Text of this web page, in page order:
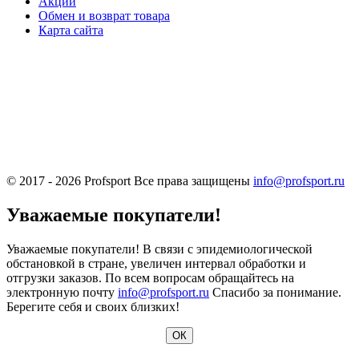
Обмен и возврат товара
Карта сайта
© 2017 - 2026 Profsport Все права защищены info@profsport.ru
Уважаемые покупатели!
Уважаемые покупатели! В связи с эпидемиологической
обстановкой в стране, увеличен интервал обработки и
отгрузки заказов. По всем вопросам обращайтесь на
электронную почту info@profsport.ru Спасибо за понимание.
Берегите себя и своих близких!
ОК